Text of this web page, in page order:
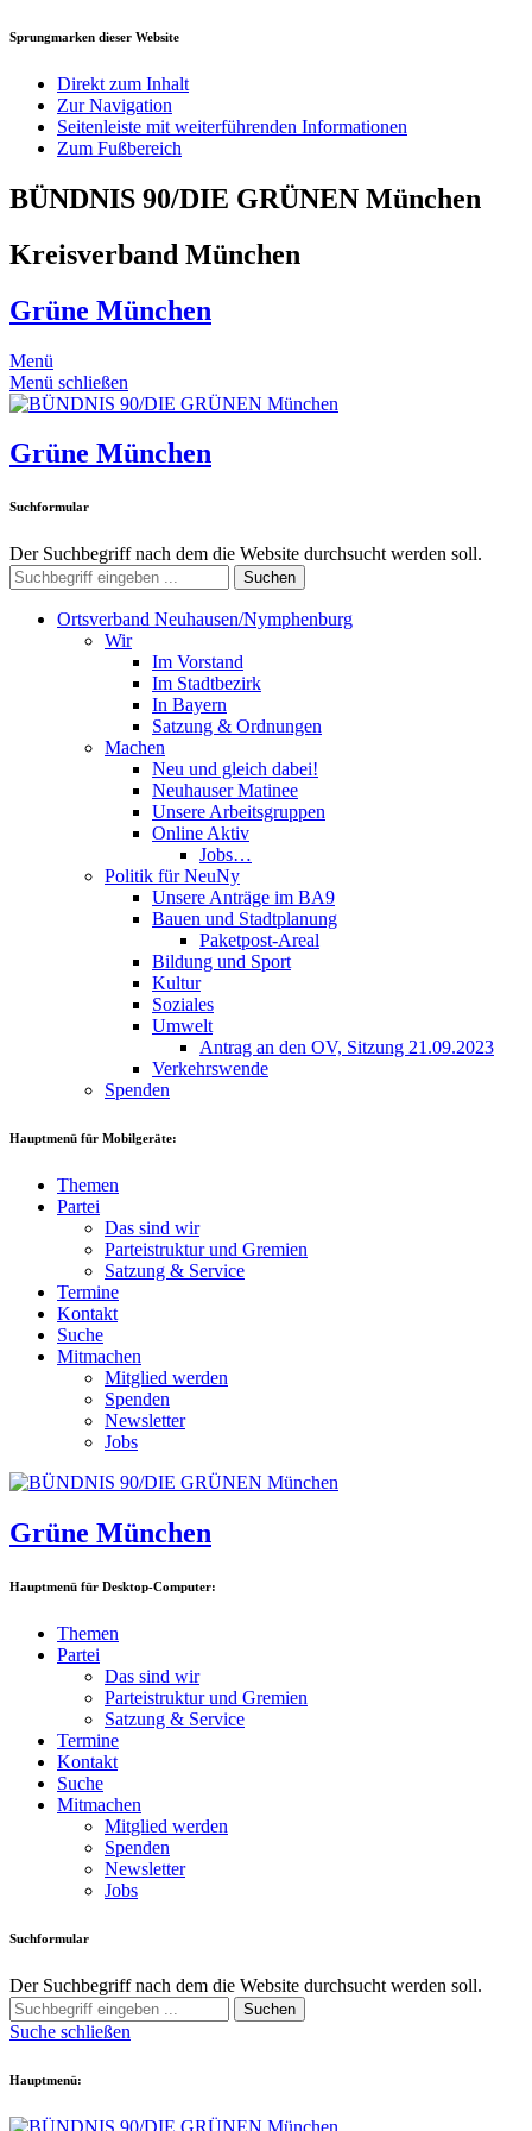
Sprungmarken dieser Website
Direkt zum Inhalt
Zur Navigation
Seitenleiste mit weiterführenden Informationen
Zum Fußbereich
BÜNDNIS 90/DIE GRÜNEN München
Kreisverband München
Grüne München
Menü
Menü schließen
Grüne München
Suchformular
Der Suchbegriff nach dem die Website durchsucht werden soll.
Suchen
Ortsverband Neuhausen/Nymphenburg
Wir
Im Vorstand
Im Stadtbezirk
In Bayern
Satzung & Ordnungen
Machen
Neu und gleich dabei!
Neuhauser Matinee
Unsere Arbeitsgruppen
Online Aktiv
Jobs…
Politik für NeuNy
Unsere Anträge im BA9
Bauen und Stadtplanung
Paketpost-Areal
Bildung und Sport
Kultur
Soziales
Umwelt
Antrag an den OV, Sitzung 21.09.2023
Verkehrswende
Spenden
Hauptmenü für Mobilgeräte:
Themen
Partei
Das sind wir
Parteistruktur und Gremien
Satzung & Service
Termine
Kontakt
Suche
Mitmachen
Mitglied werden
Spenden
Newsletter
Jobs
Grüne München
Hauptmenü für Desktop-Computer:
Themen
Partei
Das sind wir
Parteistruktur und Gremien
Satzung & Service
Termine
Kontakt
Suche
Mitmachen
Mitglied werden
Spenden
Newsletter
Jobs
Suchformular
Der Suchbegriff nach dem die Website durchsucht werden soll.
Suchen
Suche schließen
Hauptmenü: